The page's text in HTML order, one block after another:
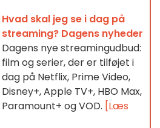
Hvad skal jeg se i dag på
streaming? Dagens nyheder
Dagens nye streamingudbud:
film og serier, der er tilføjet i
dag på Netflix, Prime Video,
Disney+, Apple TV+, HBO Max,
Paramount+ og VOD. [Læs